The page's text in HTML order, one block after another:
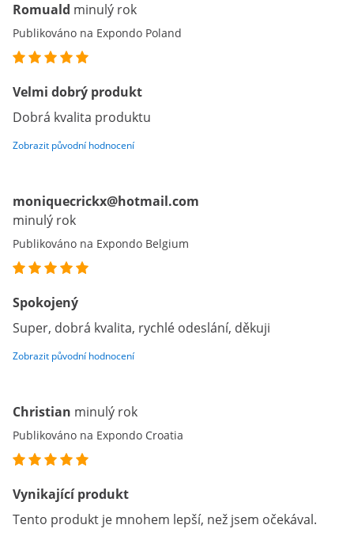
Romuald minulý rok
Publikováno na Expondo Poland
Velmi dobrý produkt
Dobrá kvalita produktu
Zobrazit původní hodnocení
moniquecrickx@hotmail.com
minulý rok
Publikováno na Expondo Belgium
Spokojený
Super, dobrá kvalita, rychlé odeslání, děkuji
Zobrazit původní hodnocení
Christian minulý rok
Publikováno na Expondo Croatia
Vynikající produkt
Tento produkt je mnohem lepší, než jsem očekával.